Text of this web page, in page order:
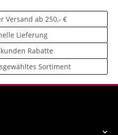
Versand ab 250,- €
Lieferung
Rabatte
Sortiment